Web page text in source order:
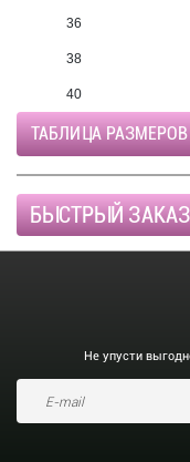
36
38
40
ТАБЛИЦА РАЗМЕРОВ
БЫСТРЫЙ ЗАКАЗ
Не упусти